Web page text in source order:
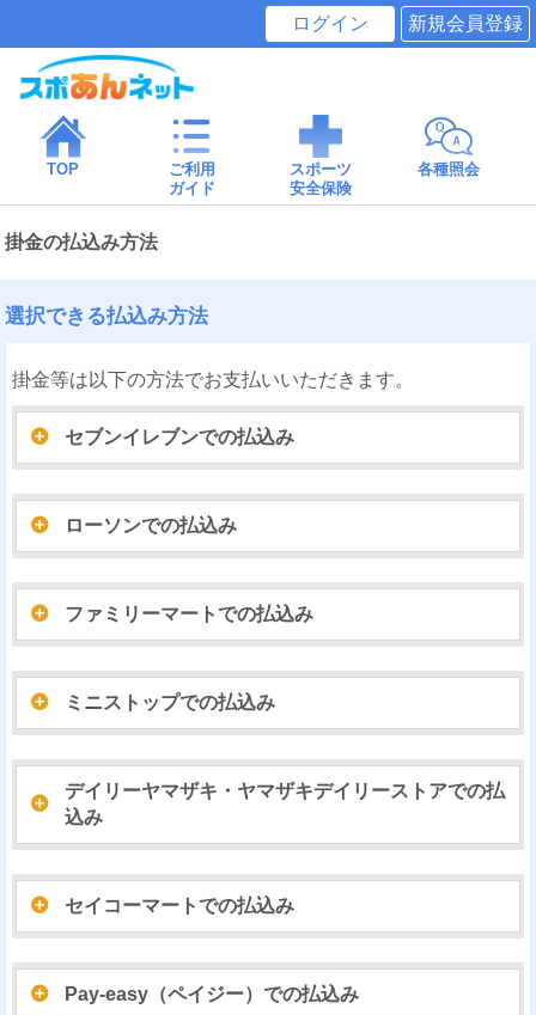
新規会員登録
ログイン
TOP
ご利用
ガイド
スポーツ
安全保険
各種照会
掛金の払込み方法
選択できる払込み方法
掛金等は以下の方法でお支払いいただきます。
セブンイレブンでの払込み
ローソンでの払込み
ファミリーマートでの払込み
ミニストップでの払込み
デイリーヤマザキ・ヤマザキデイリーストアでの払
込み
セイコーマートでの払込み
Pay-easy（ペイジー）での払込み